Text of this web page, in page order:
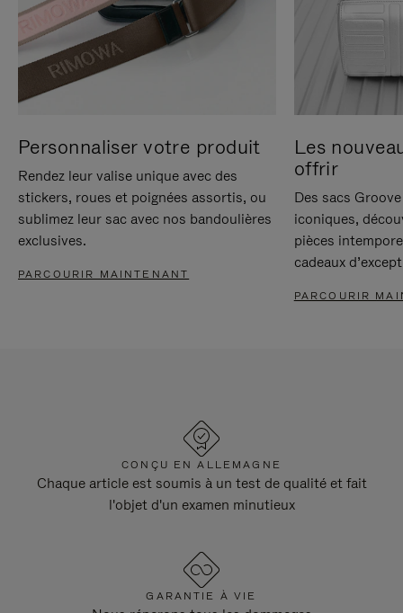
Personnaliser votre produit
Rendez leur valise unique avec des
stickers, roues et poignées assortis, ou
sublimez leur sac avec nos bandoulières
exclusives.
PARCOURIR MAINTENANT
Les
offrir
Des sacs
iconiques,
pièces
cadeaux
PARCOURIR
CONÇU EN ALLEMAGNE
Chaque article est soumis à un test de qualité et fait
l'objet d'un examen minutieux
GARANTIE À VIE